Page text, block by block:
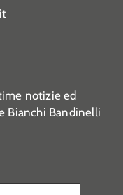
notizie ed
Bianchi Bandinelli